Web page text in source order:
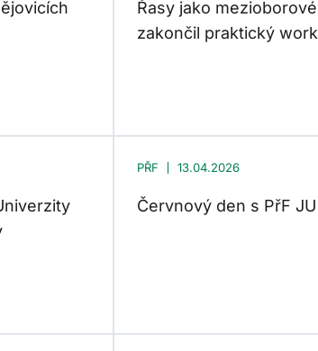
Řasy jako
zakončil praktický
PŘF 13.04.2026
Červnový den s PřF